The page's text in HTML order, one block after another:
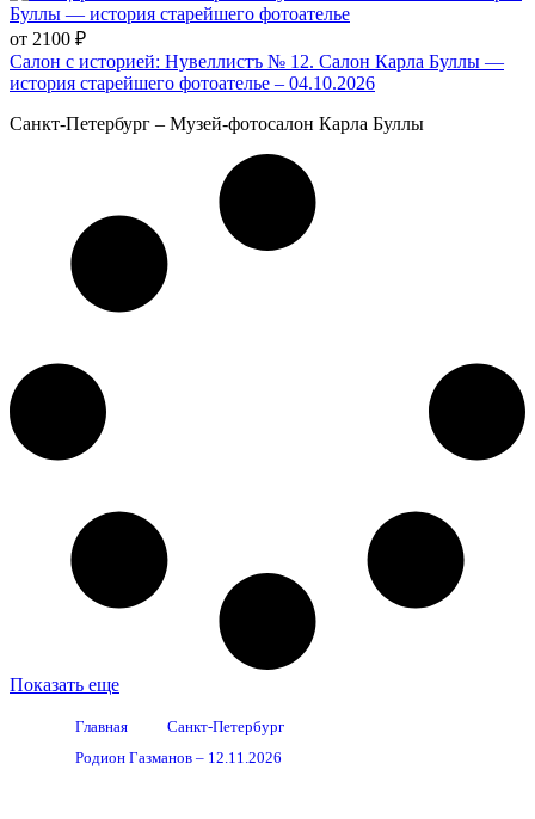
от 2100 ₽
Салон с историей: Нувеллистъ № 12. Салон Карла Буллы —
история старейшего фотоателье – 04.10.2026
Санкт-Петербург – Музей-фотосалон Карла Буллы
Показать еще
Главная
Санкт-Петербург
Родион Газманов – 12.11.2026